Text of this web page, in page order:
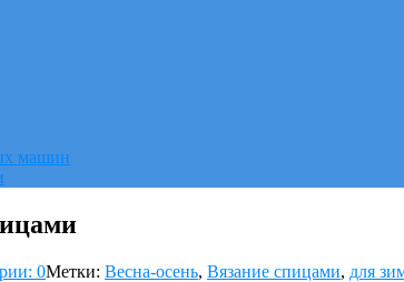
машин
0Метки: Весна-осень, Вязание спицами, для